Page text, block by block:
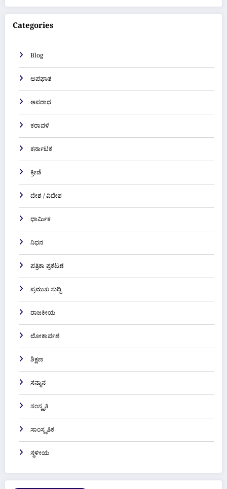
Categories
Blog
ಅಪಘಾತ
ಅಪರಾಧ
ಕರಾವಳಿ
ಕರ್ನಾಟಕ
ಕ್ರೀಡೆ
ದೇಶ / ವಿದೇಶ
ಧಾರ್ಮಿಕ
ನಿಧನ
ಪತ್ರಿಕಾ ಪ್ರಕಟಣೆ
ಪ್ರಮುಖ ಸುದ್ದಿ
ರಾಜಕೀಯ
ಲೋಕಾರ್ಪಣೆ
ಶಿಕ್ಷಣ
ಸನ್ಮಾನ
ಸಂಸ್ಕೃತಿ
ಸಾಂಸ್ಕೃತಿಕ
ಸ್ಥಳೀಯ